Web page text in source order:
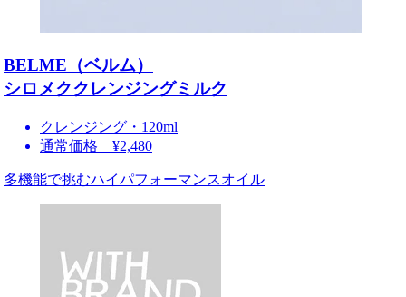
BELME（ベルム）
シロメククレンジングミルク
クレンジング・120ml
通常価格 ¥2,480
多機能で挑むハイパフォーマンスオイル